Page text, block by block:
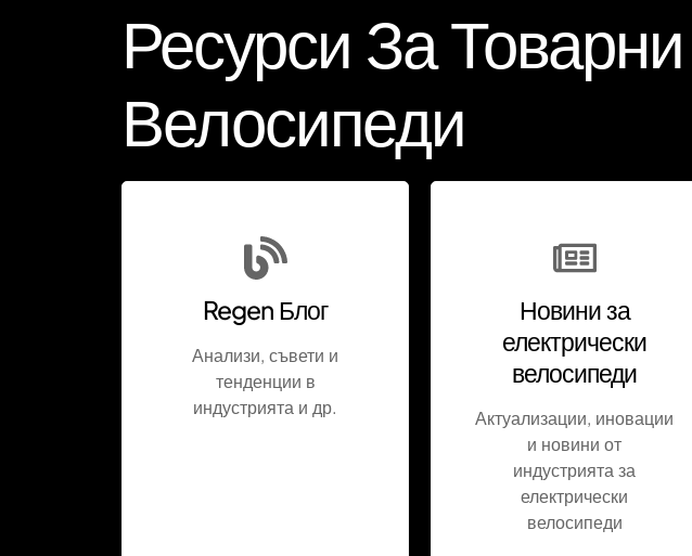
Ресурси За
Велосипеди
Regen Блог
Анализи, съвети и
тенденции в
индустрията и др.
Новини за
електрически
велосипеди
Актуализации, иновации
и новини от
индустрията за
електрически
велосипеди